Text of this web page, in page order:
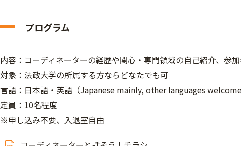
プログラム
内容：コーディネーターの経歴や関心・専門領域の自己紹介、参
対象：法政大学の所属する方ならどなたでも可
言語：日本語・英語（Japanese mainly, other languages
定員：10名程度
※申し込み不要、入退室自由